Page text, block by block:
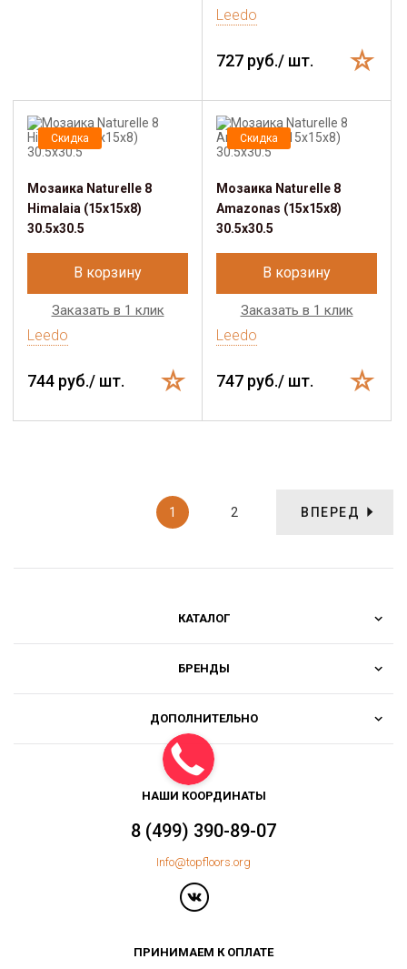
Leedo
727 руб./ шт.
Скидка
Мозаика Naturelle 8
Himalaia (15x15x8)
30.5х30.5
В корзину
Заказать в 1 клик
Leedo
744 руб./ шт.
Скидка
Мозаика Naturelle 8
Amazonas (15x15x8)
30.5х30.5
В корзину
Заказать в 1 клик
Leedo
747 руб./ шт.
1 2 ВПЕРЕД
КАТАЛОГ
БРЕНДЫ
ДОПОЛНИТЕЛЬНО
НАШИ КООРДИНАТЫ
8 (499) 390-89-07
Info@topfloors.org
ПРИНИМАЕМ К ОПЛАТЕ